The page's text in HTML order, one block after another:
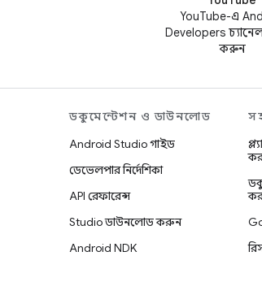
YouTube-এ
Developers
করুন
ডকুমেন্টেশন ও ডাউনলোড
Android Studio গাইড
ডেভেলপার নির্দেশিকা
API রেফারেন্স
Studio ডাউনলোড করুন
Android NDK